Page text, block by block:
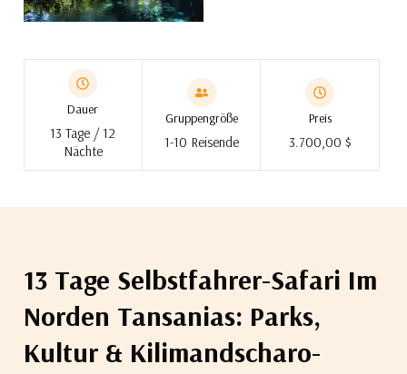
Dauer
13 Tage / 12
Nächte
Gruppengröße
1-10 Reisende
Preis
3.700,00 $
13 Tage Selbstfahrer-Safari Im
Norden Tansanias: Parks,
Kultur & Kilimandscharo-